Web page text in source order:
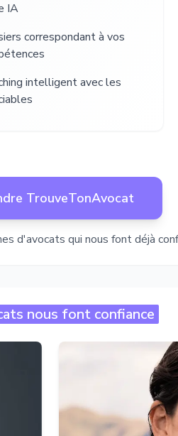
IA
correspondant à vos
intelligent avec les
TrouveTonAvocat
d'avocats qui nous font déjà
nous font confiance